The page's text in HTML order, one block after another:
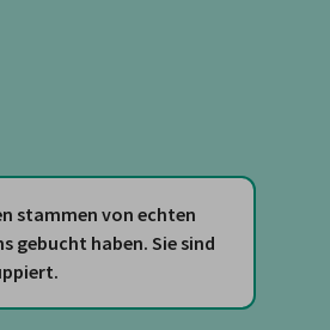
stammen von echten
gebucht haben. Sie sind